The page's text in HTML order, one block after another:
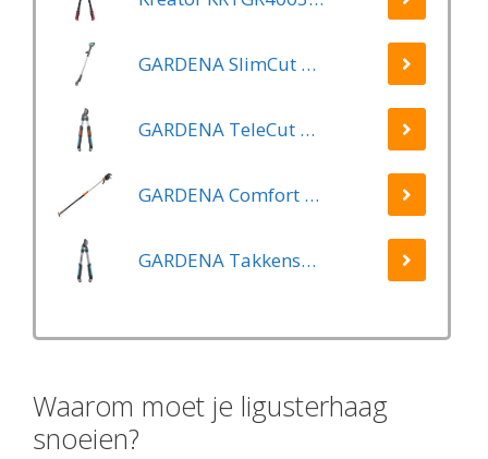
GARDENA SlimCut Takkenschaar -28mm- Met Hefboommechanisme
GARDENA TeleCut Telescopische - Takkenschaar 520-670B - 42 mm Verstelbare Lengte
GARDENA Comfort Takkenschaar StarCut 160 - Snoeischaar - Reikwijdte ca. 3.5 m - Max Knipdiameter 32 mm
GARDENA Takkenschaar EasyCut 500 B EasyCut
Waarom moet je ligusterhaag
snoeien?